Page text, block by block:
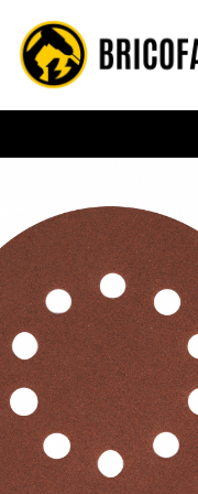
vehicule electrice
fara permis